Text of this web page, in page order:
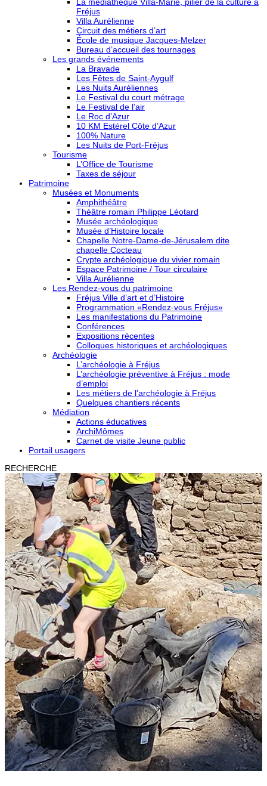
Fréjus
Villa Aurélienne
Circuit des métiers d’art
École de musique Jacques-Melzer
Bureau d’accueil des tournages
Les grands événements
La Bravade
Les Fêtes de Saint-Aygulf
Les Nuits Auréliennes
Le Festival du court métrage
Le Festival de l’air
Le Roc d’Azur
10 KM Estérel Côte d’Azur
100% Nature
Les Nuits de Port-Fréjus
Tourisme
L’Office de Tourisme
Taxes de séjour
Patrimoine
Musées et Monuments
Amphithéâtre
Théâtre romain Philippe Léotard
Musée archéologique
Musée d’Histoire locale
Chapelle Notre-Dame-de-Jérusalem dite
chapelle Cocteau
Crypte archéologique du vivier romain
Espace Patrimoine / Tour circulaire
Villa Aurélienne
Les Rendez-vous du patrimoine
Fréjus Ville d’art et d’Histoire
Programmation «Rendez-vous Fréjus»
Les manifestations du Patrimoine
Conférences
Expositions récentes
Colloques historiques et archéologiques
Archéologie
L’archéologie à Fréjus
L’archéologie préventive à Fréjus : mode
d’emploi
Les métiers de l’archéologie à Fréjus
Quelques chantiers récents
Médiation
Actions éducatives
ArchiMômes
Carnet de visite Jeune public
Portail usagers
RECHERCHE